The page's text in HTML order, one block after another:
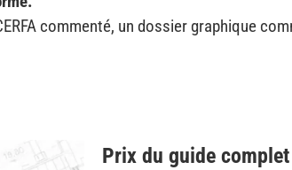
commenté, un dossier graphique
Prix du guide